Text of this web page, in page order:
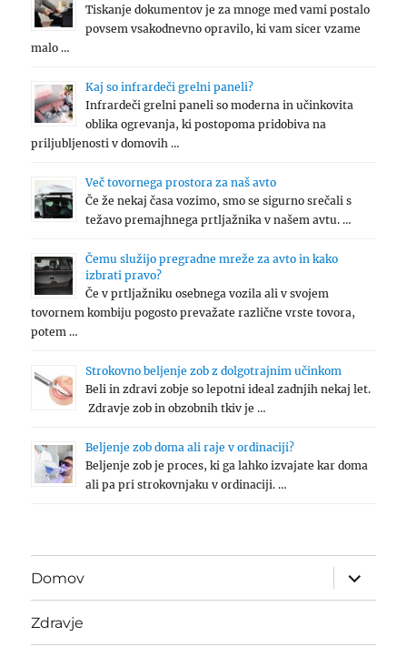
Tiskanje dokumentov je za mnoge med vami postalo
povsem vsakodnevno opravilo, ki vam sicer vzame
malo …
Kaj so infrardeči grelni paneli?
Infrardeči grelni paneli so moderna in učinkovita
oblika ogrevanja, ki postopoma pridobiva na
priljubljenosti v domovih …
Več tovornega prostora za naš avto
Če že nekaj časa vozimo, smo se sigurno srečali s
težavo premajhnega prtljažnika v našem avtu. …
Čemu služijo pregradne mreže za avto in kako
izbrati pravo?
Če v prtljažniku osebnega vozila ali v svojem
tovornem kombiju pogosto prevažate različne vrste tovora,
potem …
Strokovno beljenje zob z dolgotrajnim učinkom
Beli in zdravi zobje so lepotni ideal zadnjih nekaj let.
Zdravje zob in obzobnih tkiv je …
Beljenje zob doma ali raje v ordinaciji?
Beljenje zob je proces, ki ga lahko izvajate kar doma
ali pa pri strokovnjaku v ordinaciji. …
Domov
expand
child
menu
Zdravje